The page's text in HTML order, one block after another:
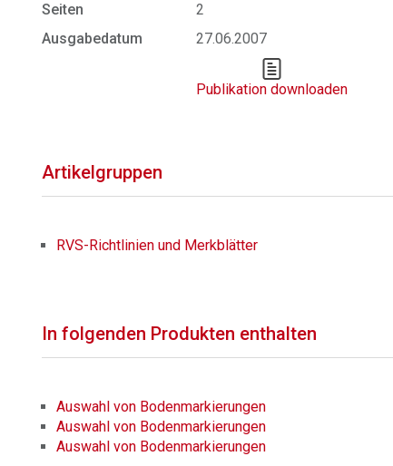
Seiten
2
Ausgabedatum
27.06.2007
Publikation downloaden
Artikelgruppen
RVS-Richtlinien und Merkblätter
In folgenden Produkten enthalten
Auswahl von Bodenmarkierungen
Auswahl von Bodenmarkierungen
Auswahl von Bodenmarkierungen